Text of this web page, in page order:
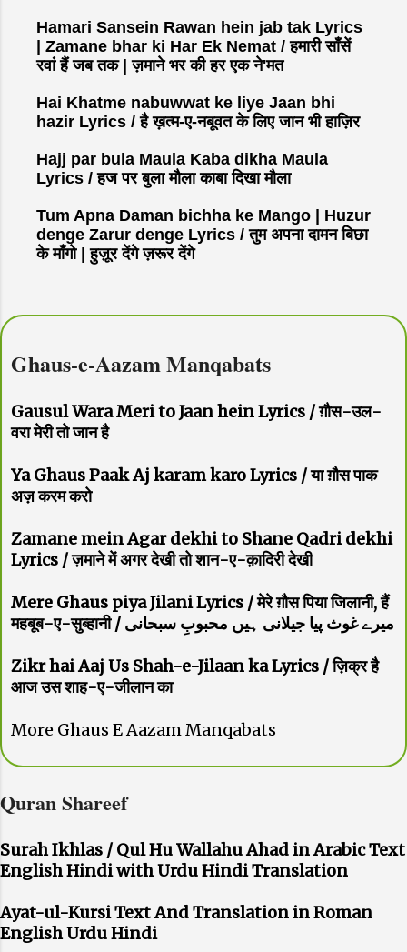
Hamari Sansein Rawan hein jab tak Lyrics
| Zamane bhar ki Har Ek Nemat / हमारी साँसें
रवां हैं जब तक | ज़माने भर की हर एक ने'मत
Hai Khatme nabuwwat ke liye Jaan bhi
hazir Lyrics / है ख़त्म-ए-नबूवत के लिए जान भी हाज़िर
Hajj par bula Maula Kaba dikha Maula
Lyrics / हज पर बुला मौला काबा दिखा मौला
Tum Apna Daman bichha ke Mango | Huzur
denge Zarur denge Lyrics / तुम अपना दामन बिछा
के माँगो | हुज़ूर देंगे ज़रूर देंगे
Ghaus-e-Aazam Manqabats
Gausul Wara Meri to Jaan hein Lyrics / ग़ौस-उल-
वरा मेरी तो जान है
Ya Ghaus Paak Aj karam karo Lyrics / या ग़ौस पाक
अज़ करम करो
Zamane mein Agar dekhi to Shane Qadri dekhi
Lyrics / ज़माने में अगर देखी तो शान-ए-क़ादिरी देखी
Mere Ghaus piya Jilani Lyrics / मेरे ग़ौस पिया जिलानी, हैं
महबूब-ए-सुब्हानी / میرے غوث پیا جیلانی ہیں محبوبِ سبحانی
Zikr hai Aaj Us Shah-e-Jilaan ka Lyrics / ज़िक्र है
आज उस शाह-ए-जीलान का
More Ghaus E Aazam Manqabats
Quran Shareef
Surah Ikhlas / Qul Hu Wallahu Ahad in Arabic Text
English Hindi with Urdu Hindi Translation
Ayat-ul-Kursi Text And Translation in Roman
English Urdu Hindi